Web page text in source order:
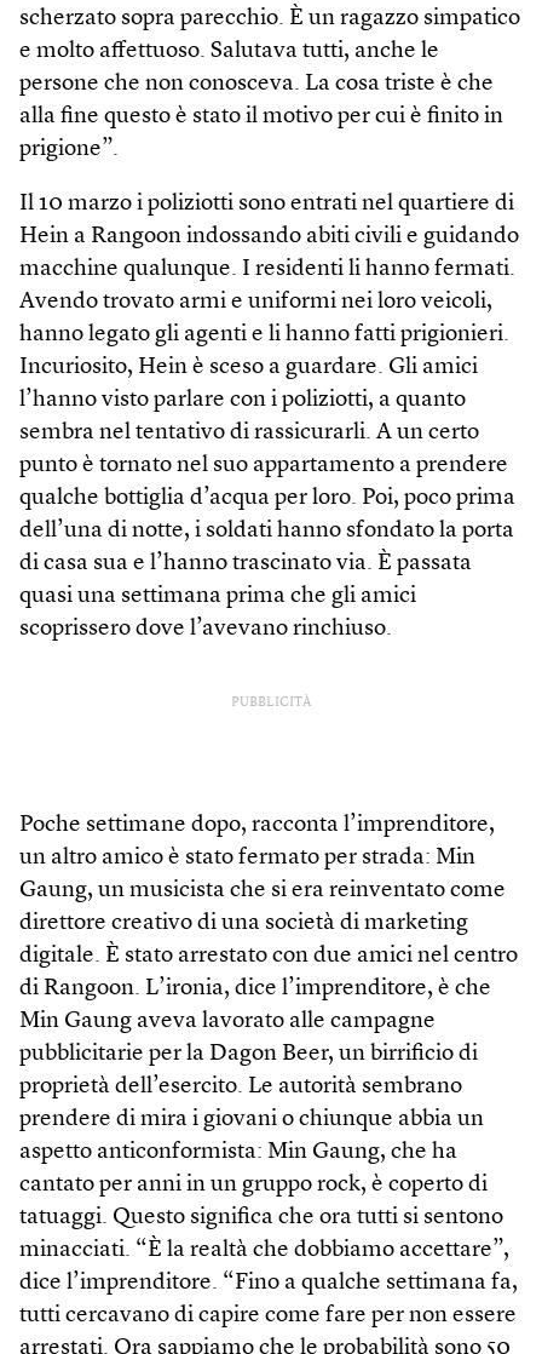
scherzato sopra parecchio. È un ragazzo simpatico
e molto affettuoso. Salutava tutti, anche le
persone che non conosceva. La cosa triste è che
alla fine questo è stato il motivo per cui è finito in
prigione”.
Il 10 marzo i poliziotti sono entrati nel quartiere di
Hein a Rangoon indossando abiti civili e guidando
macchine qualunque. I residenti li hanno fermati.
Avendo trovato armi e uniformi nei loro veicoli,
hanno legato gli agenti e li hanno fatti prigionieri.
Incuriosito, Hein è sceso a guardare. Gli amici
l’hanno visto parlare con i poliziotti, a quanto
sembra nel tentativo di rassicurarli. A un certo
punto è tornato nel suo appartamento a prendere
qualche bottiglia d’acqua per loro. Poi, poco prima
dell’una di notte, i soldati hanno sfondato la porta
di casa sua e l’hanno trascinato via. È passata
quasi una settimana prima che gli amici
scoprissero dove l’avevano rinchiuso.
PUBBLICITÀ
Poche settimane dopo, racconta l’imprenditore,
un altro amico è stato fermato per strada: Min
Gaung, un musicista che si era reinventato come
direttore creativo di una società di marketing
digitale. È stato arrestato con due amici nel centro
di Rangoon. L’ironia, dice l’imprenditore, è che
Min Gaung aveva lavorato alle campagne
pubblicitarie per la Dagon Beer, un birrificio di
proprietà dell’esercito. Le autorità sembrano
prendere di mira i giovani o chiunque abbia un
aspetto anticonformista: Min Gaung, che ha
cantato per anni in un gruppo rock, è coperto di
tatuaggi. Questo significa che ora tutti si sentono
minacciati. “È la realtà che dobbiamo accettare”,
dice l’imprenditore. “Fino a qualche settimana fa,
tutti cercavano di capire come fare per non essere
arrestati. Ora sappiamo che le probabilità sono 50